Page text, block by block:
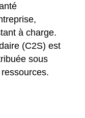
à charge.
(C2S) est
sous